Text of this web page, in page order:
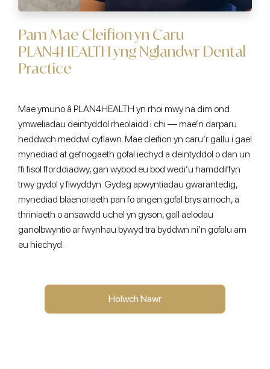
Pam Mae Cleifion yn Caru
PLAN4HEALTH yng Nglandwr Dental
Practice
Mae ymuno â PLAN4HEALTH yn rhoi mwy na dim ond
ymweliadau deintyddol rheolaidd i chi — mae’n darparu
heddwch meddwl cyflawn. Mae cleifion yn caru’r gallu i gael
mynediad at gefnogaeth gofal iechyd a deintyddol o dan un
ffi fisol fforddiadwy, gan wybod eu bod wedi’u hamddiffyn
trwy gydol y flwyddyn. Gydag apwyntiadau gwarantedig,
mynediad blaenoriaeth pan fo angen gofal brys arnoch, a
thriniaeth o ansawdd uchel yn gyson, gall aelodau
ganolbwyntio ar fwynhau bywyd tra byddwn ni’n gofalu am
eu hiechyd.
Holwch Nawr